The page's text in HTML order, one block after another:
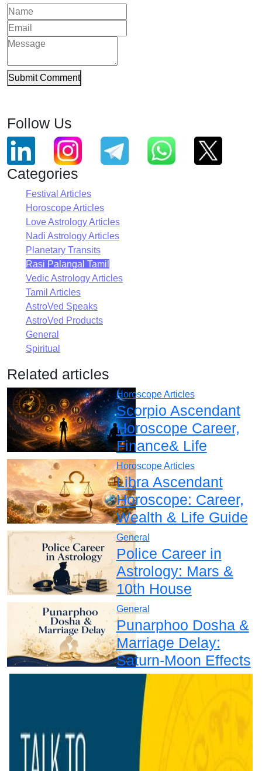
Submit Comment
Follow Us
Categories
Festival Articles
Horoscope Articles
Love Astrology Articles
Nadi Astrology Articles
Planetary Transits
Rasi Palangal Tamil
Vedic Astrology Articles
Tamil Articles
AstroVed Speaks
AstroVed Products
General
Spiritual
Related articles
Horoscope Articles
Scorpio Ascendant
Horoscope Career,
Finance& Life
Horoscope Articles
Libra Ascendant
Horoscope: Career,
Wealth & Life Guide
General
Police Career in
Astrology: Mars &
10th House
General
Punarphoo Dosha &
Marriage Delay:
Saturn-Moon Effects